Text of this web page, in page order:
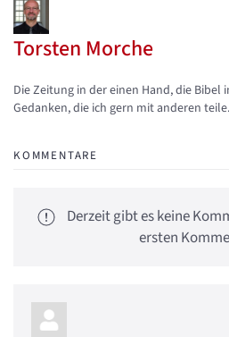
Torsten Morche
Updates abonnieren
Abo von Updates dieses Autors
Die Zeitung in der einen Hand, die Bibel
Gedanken, die ich gern mit anderen teile.
KOMMENTARE
Derzeit gibt es keine
ersten